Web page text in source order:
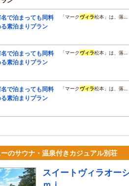
名で泊まっても同料
素泊まりプラン
「マークヴィラ松本」は、落…
名で泊まっても同料
素泊まりプラン
「マークヴィラ松本」は、落…
名で泊まっても同料
素泊まりプラン
「マークヴィラ松本」は、落…
のサウナ・温泉付きカジュアル別荘
スイートヴィラオー